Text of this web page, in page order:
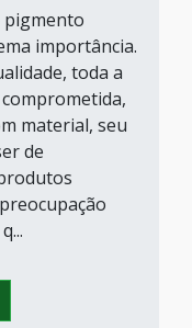
pigmento
importância.
toda a
material, seu
de